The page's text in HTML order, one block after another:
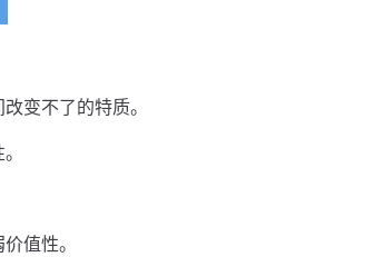
变不了的特质。
值性。